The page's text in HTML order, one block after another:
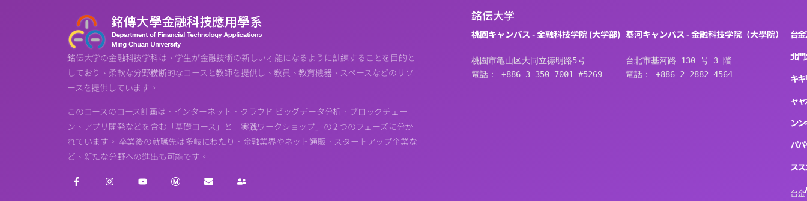
銘伝大学の金融科技学科は、学生が金融技術の新しい才能になるように訓練することを目的と
しており、柔軟な分野横断的なコースと教師を提供し、教員、教育機器、スペースなどのリソ
ースを提供しています。
このコースのコース計画は、インターネット、クラウド ビッグデータ分析、ブロックチェー
ン、アプリ開発などを含む「基礎コース」と「実践ワークショップ」の 2 つのフェーズに分か
れています。 卒業後の就職先は多岐にわたり、金融業界やネット通販、スタートアップ企業な
ど、新たな分野への進出も可能です。
銘伝大学
桃園キャンパス - 金融科技学院 (大学部)
桃園市亀山区大同立德明路5号
電話： +886 3 350-7001 #5269
基河キャンパス - 金融科技学院（大學院）
台北市基河路 130 号 3 階
電話： +886 2 2882-4564
台
北
キ
ャ
ン
パ
ス
台
金
門
キ
ャ
ン
パ
ス
金